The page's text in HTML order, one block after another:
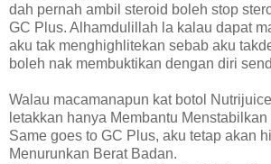
dah pernah ambil steroid boleh stop
GC Plus. Alhamdulillah la kalau dapat
aku tak menghighlitekan sebab aku
boleh nak membuktikan dengan diri
Walau macamanapun kat botol
letakkan hanya Membantu
Same goes to GC Plus, aku tetap akan
Menurunkan Berat Badan.